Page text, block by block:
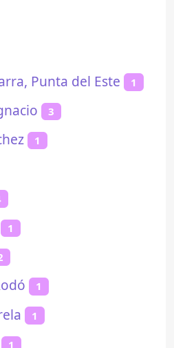
Punta del Este 1
3
1
1
1
1
1